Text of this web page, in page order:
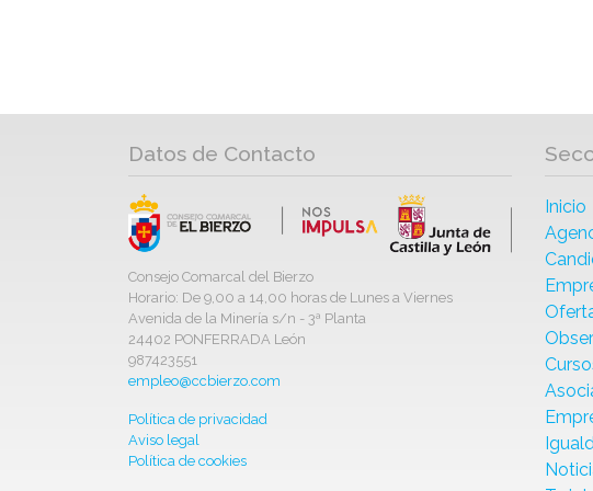
Datos de Contacto
Consejo Comarcal del Bierzo
Horario: De 9,00 a 14,00 horas de Lunes a Viernes
Avenida de la Minería s/n - 3ª Planta
24402 PONFERRADA León
987423551
empleo@ccbierzo.com
Política de privacidad
Aviso legal
Política de cookies
Inicio